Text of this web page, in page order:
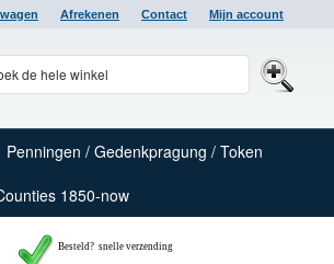
Afrekenen Contact Mijn account
Penningen / Gedenkpragung / Token
1850-now
Besteld? snelle verzending